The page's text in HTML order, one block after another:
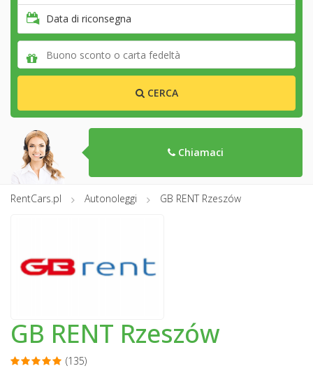
Data di riconsegna
CERCA
Chiamaci
RentCars.pl Autonoleggi GB RENT Rzeszów
GB RENT Rzeszów
(135)